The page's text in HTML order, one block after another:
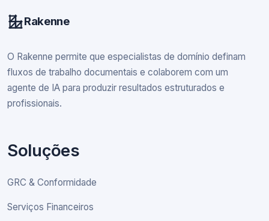
Rakenne
O Rakenne permite que especialistas de domínio definam
fluxos de trabalho documentais e colaborem com um
agente de IA para produzir resultados estruturados e
profissionais.
Soluções
GRC & Conformidade
Serviços Financeiros